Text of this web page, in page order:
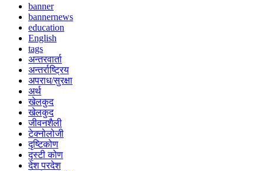
banner
bannernews
education
English
tags
अन्तरवार्ता
अन्तर्राष्ट्रिय
अपराध/सुरक्षा
अर्थ
खेलकुद
खेलकुद
जीवनशैली
टेक्नोलोजी
दृष्टिकोण
दृस्टी कोण
देश परदेश